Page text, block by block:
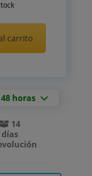
carrito
horas
14
días